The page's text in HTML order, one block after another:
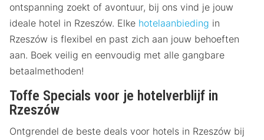
ontspanning zoekt of avontuur, bij ons vind je jouw
ideale hotel in Rzeszów. Elke hotelaanbieding in
Rzeszów is flexibel en past zich aan jouw behoeften
aan. Boek veilig en eenvoudig met alle gangbare
betaalmethoden!
Toffe Specials voor je hotelverblijf in
Rzeszów
Ontgrendel de beste deals voor hotels in Rzeszów bij